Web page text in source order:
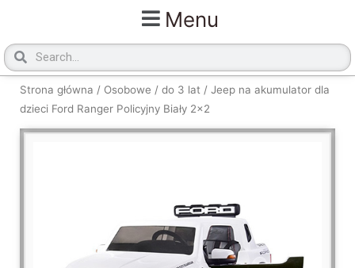
Menu
SzukajSzukaj
Strona główna / Osobowe / do 3 lat / Jeep na akumulator dla
dzieci Ford Ranger Policyjny Biały 2×2